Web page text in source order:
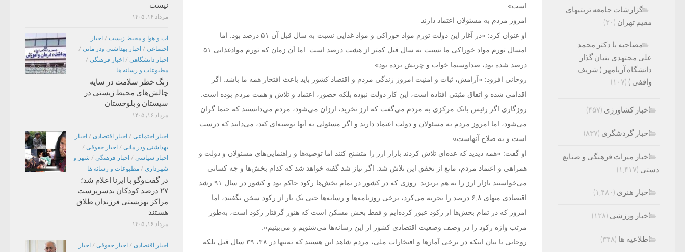
است».
امروز مردم به مسئولان اعتماد دارند
او عنوان کرد: «در آغاز این دولت تورم مواد خوراکی و مواد غذایی نسبت به سال قبل آن ۵۱ درصد بود. اما
امسال تورم مواد خوراکی ما نسبت به سال قبل کمتر از هشت درصد است. اما آن زمان که تورم موادغذایی ۵۱
درصد شده بود، صداوسیما خواب و چرتش برده بود».
روحانی افزود: «آرامش، ثبات و امنیت امروز زندگی مردم و اقتصاد کشور باید باعث افتخار همه ما ‌باشد. اگر
اقدامی شده و اتفاق مثبتی افتاده است، این کار دولت نبوده بلکه حضور، اعتماد و تلاش و ‌همت مردم بوده است.
روزگاری اگر رئیس بانک مرکزی به مردم می‌گفت که ارز نخرید، ارزان می‌شود، مردم می‌دانستند که حتما گران
می‌شود، اما امروز مردم به مسئولان و دولت اعتماد دارند و اگر ‌مسئولی به آنها توصیه‌ای کند، می‌دانند که درست
است و به صلاح آنهاست».
او گفت: «همه دیدید که عده‌ای تلاش کردند بازار ارز را متشنج کنند اما توصیه‌ها و ‌راهنمایی‌های مسئولان و دولت و
همراهی و اعتماد مردم، مانع از تحقق این تلاش شد. اگر نیاز شد ‌گفته خواهد شد که کدام بخش‌ها و چه کسانی
می‌خواستند بازار ارز را به هم بریزند. روزی که در کشور در تمام بخش‌ها رکود حاکم بود و کشور در سال ۹۱ رشد
‌اقتصادی منهای ۶,۸ درصد را تجربه می‌کرد، برخی روزنامه‌ها و رسانه‌ها حتی یک بار از رکود سخن ‌نگفتند، اما
امروز که در تمام بخش‌ها از رکود عبور کرده‌ایم و فقط بخش مسکن است که هنوز گرفتار ‌رکود است، به‌طور
مرتب واژه رکود را در وصف وضعیت اقتصادی کشور از این رسانه‌ها می‌شنویم ‌و می‌بینیم».
روحانی با بیان اینکه در برخی آمارها و افتخارات ملی، مردم شاهد این هستند که نه‌تنها در ۳۸، ‌۳۹ سال قبل بلکه
نیست
مرداد ۱۶, ۱۴۰۵
اب و هوا و محیط زیست / اخبار
اجتماعی / اخبار بهداشتی ودر مانی /
اخبار دانشگاهی / اخبار فرهنگی /
مطبوعات و رسانه ها
زنگ خطر سلامت در سایه
چالش‌های محیط زیستی در
سیستان و بلوچستان
مرداد ۱۶, ۱۴۰۵
اخبار اجتماعی / اخبار اقتصادی / اخبار
بهداشتی ودر مانی / اخبار حقوقی /
اخبار سیاسی / اخبار فرهنگی / شهر و
شهرداری / مطبوعات و رسانه ها
در گفت‌وگو با ایرنا اعلام شد؛
۲۷ درصد کودکان بدسرپرست
مراکز بهزیستی فرزندان طلاق
هستند
مرداد ۱۶, ۱۴۰۵
اخبار اقتصادی / اخبار حقوقی / اخبار
گزارشات جامعه تربتیهای
مقیم تهران (۲۰)
مصاحبه با دکتر محمد
علی مجتهدی بنیان گذار
دانشگاه آریامهر ( شریف
واقفی ) (۱۰۷)
اخبار کشاورزی (۴۵۷)
اخبار گردشگری (۸۳۷)
اخبار میراث فرهنگی و صنایع
دستی (۱,۴۱۷)
اخبار هنری (۱,۴۸۰)
اخبار ورزشی (۱۲۸)
اطلاعیه ها (۳۴۸)